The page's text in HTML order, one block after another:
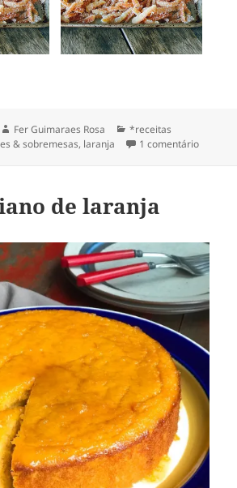
Autor
Fer Guimaraes Rosa Categorias
*receitas
& sobremesas, laranja 1 comentárioem
de laranja